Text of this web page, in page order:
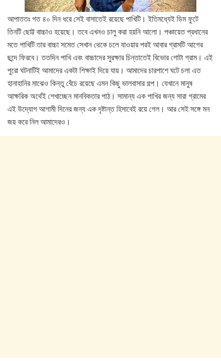
আপাততঃ গত ৪০ দিন ধরে সেই বাসাতেই রয়েছে পাখিটি। ইতিমধ্যেই ডিম ফুটে
তিনটি ছোট্ট বাচ্চাও হয়েছে। তবে এখনও চালু করা হয়নি আলো। পঞ্চায়েত প্রধানের
মতে পাখিটি তার বাচ্চা সমেত সেখান থেকে চলে যাওয়ার পরই আবার গ্রামটি আগের
ছন্দে ফিরবে। ততদিন পাখি এবং বাচ্চাদের সুরক্ষার চিন্তাতেই বিভোর গোটা গ্রাম। এই
পুরো ঘটনাটিই আমাদের একটা শিক্ষাই দিয়ে যায়। আমাদের চারপাশে ঘটে চলা এত
হানাহানির মাঝেও কিন্তু বেঁচে রয়েছে এমন কিছু ভালবাসার গল্প। যেখানে মানুষ
আক্ষরিক অর্থেই শেখাচ্ছেন মানবিকতার পাঠ। সামান্য এক পাখির জন্য সারা গ্রামের
এই উদ্যোগ আগামী দিনের জন্য এক দৃষ্টান্ত হিসাবেই রয়ে গেল। আর সেই সঙ্গে মন
জয় করে নিল আমাদেরও।